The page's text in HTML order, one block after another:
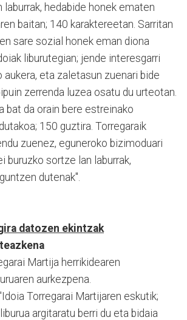
laburrak, hedabide honek ematen
baitan; 140 karaktereetan. Sarritan
sare sozial honek eman diona
liburutegian; jende interesgarri
eta zaletasun zuenari bide
zerrenda luzea osatu du urteotan.
bat da orain bere estreinako
150 guztira. Torregaraik
zuenez, eguneroko bizimoduari
buruzko sortze lan laburrak,
dutenak".
datozen ekintzak
Martija herrikidearen
aurkezpena.
"Idoia Torregarai Martijaren eskutik;
argitaratu berri du eta bidaia